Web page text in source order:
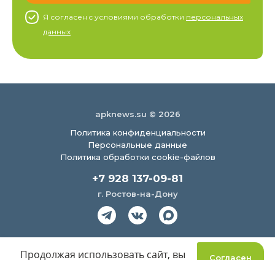
Я согласен c условиями обработки персональных
данных
apknews.su © 2026
Политика конфиденциальности
Персональные данные
Политика обработки cookie-файлов
+7 928 137-09-81
г. Ростов-на-Дону
Согласен
Продолжая использовать сайт, вы